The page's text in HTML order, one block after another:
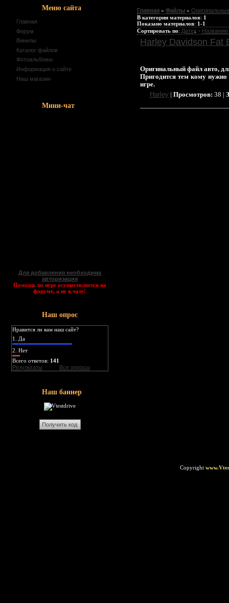
Меню сайта
Главная
Форум
Винилы
Каталог файлов
Фотоальбомы
Информация о сайте
Наш магазин
Мини-чат
Для добавления необходима
авторизация
Помощь по игре осуществляется на
форуме, а не в чате!
Наш опрос
Нравится ли вам наш сайт?
1. Да
2. Нет
Всего ответов: 141
Результаты
Все опросы
Наш баннер
Главная » Файлы »
В категории материалов: 1
Показано материалов: 1-1
Сортировать по: Дате↓ · Названию
Harley Davidson Fat
Оригинальный файл авто,
Пригодится тем кому нужно
игре.
Harley
Просмотров: 38 |
Copyright